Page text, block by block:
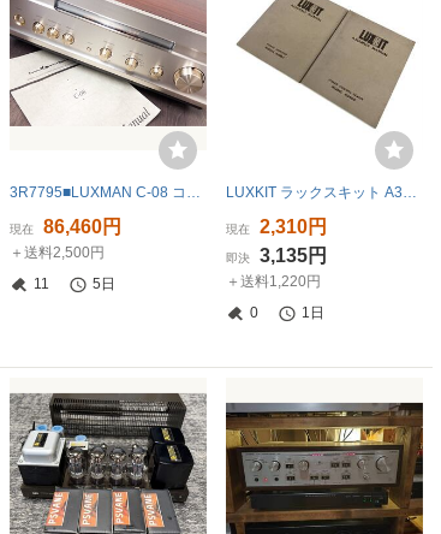
3R7795■LUXMAN C-08 コントロールアンプ 取扱説明書付属 ラックスマン■
現在 86,460円
＋送料2,500円
11
5日
LUXKIT ラックスキット A3000 A3400 アンプ 取扱説明書 マニュアル 中古 K11450056
現在 2,310円
即決 3,135円
＋送料1,220円
0
1日